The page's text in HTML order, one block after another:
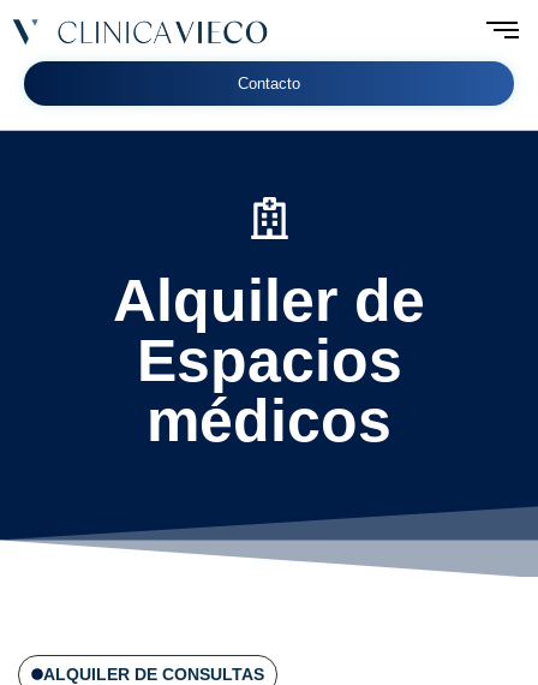
Contacto
Alquiler de
Espacios
médicos
ALQUILER DE CONSULTAS